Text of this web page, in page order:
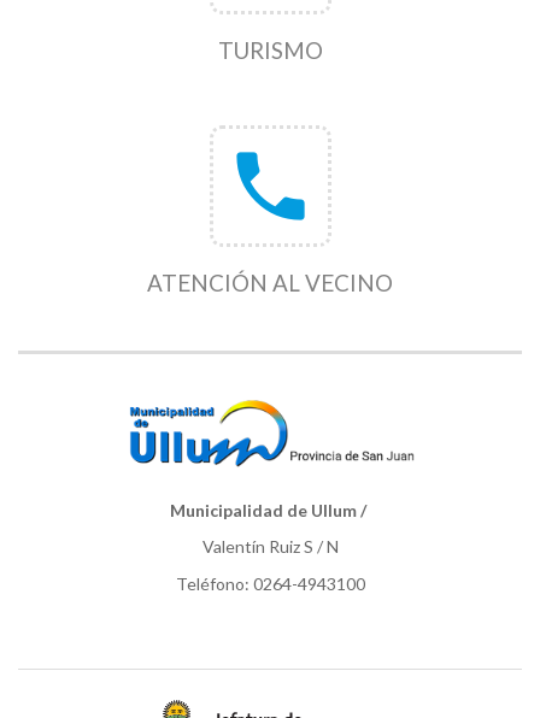
TURISMO
phone
ATENCIÓN AL VECINO
Municipalidad de Ullum /
Valentín Ruiz S / N
Teléfono: 0264-4943100